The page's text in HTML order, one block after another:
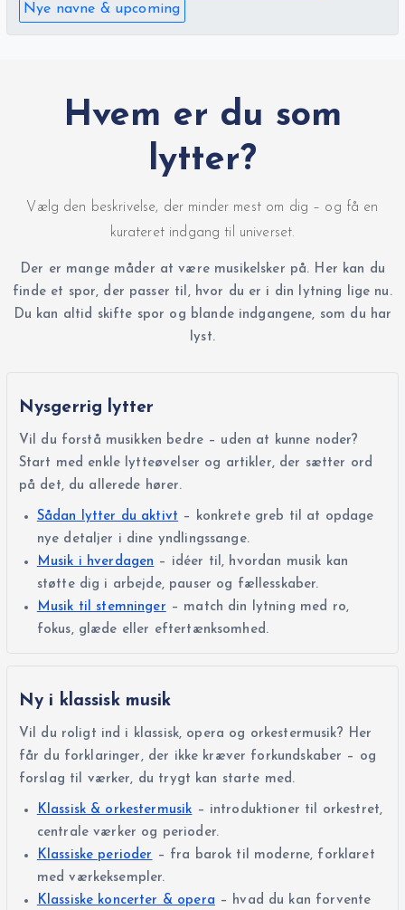
Nye navne & upcoming
Hvem er du som
lytter?
Vælg den beskrivelse, der minder mest om dig – og få en
kurateret indgang til universet.
Der er mange måder at være musikelsker på. Her kan du
finde et spor, der passer til, hvor du er i din lytning lige nu.
Du kan altid skifte spor og blande indgangene, som du har
lyst.
Nysgerrig lytter
Vil du forstå musikken bedre – uden at kunne noder?
Start med enkle lytteøvelser og artikler, der sætter ord
på det, du allerede hører.
Sådan lytter du aktivt – konkrete greb til at opdage
nye detaljer i dine yndlingssange.
Musik i hverdagen – idéer til, hvordan musik kan
støtte dig i arbejde, pauser og fællesskaber.
Musik til stemninger – match din lytning med ro,
fokus, glæde eller eftertænksomhed.
Ny i klassisk musik
Vil du roligt ind i klassisk, opera og orkestermusik? Her
får du forklaringer, der ikke kræver forkundskaber – og
forslag til værker, du trygt kan starte med.
Klassisk & orkestermusik – introduktioner til orkestret,
centrale værker og perioder.
Klassiske perioder – fra barok til moderne, forklaret
med værkeksempler.
Klassiske koncerter & opera – hvad du kan forvente